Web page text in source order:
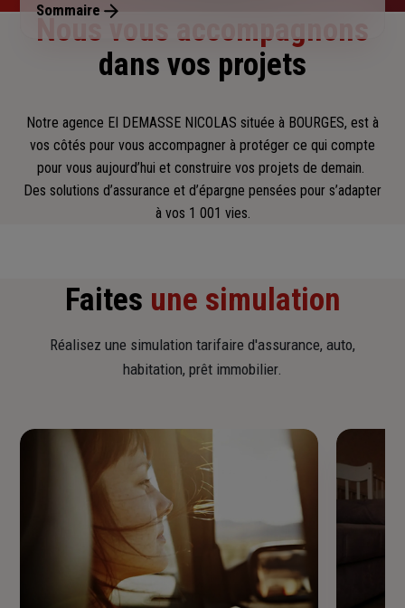
Sommaire
Nous vous accompagnons
dans vos projets
Notre agence EI DEMASSE NICOLAS située à BOURGES, est à
vos côtés pour vous accompagner à protéger ce qui compte
pour vous aujourd’hui et construire vos projets de demain.
Des solutions d’assurance et d’épargne pensées pour s’adapter
à vos 1 001 vies.
Faites une simulation
Réalisez une simulation tarifaire d'assurance, auto,
habitation, prêt immobilier.